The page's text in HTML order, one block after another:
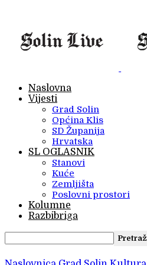
Naslovna
Vijesti
Grad Solin
Općina Klis
SD Županija
Hrvatska
SL OGLASNIK
Stanovi
Kuće
Zemljišta
Poslovni prostori
Kolumne
Razbibriga